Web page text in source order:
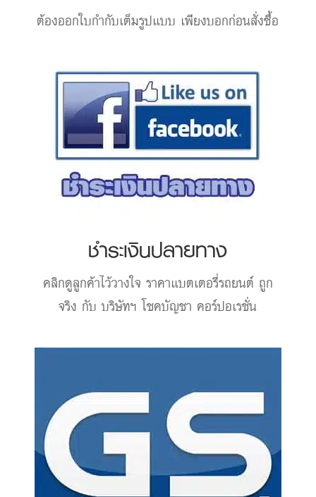
ต้องออกใบกำกับเต็มรูปแบบ เพียงบอกก่อนสั่งซื้อ
ชำระเงินปลายทาง
คลิกดูลูกค้าไว้วางใจ ราคาแบตเตอรี่รถยนต์ถูก
จริง กับ บริษัทฯ โชคบัญชา คอร์ปอเรชั่น